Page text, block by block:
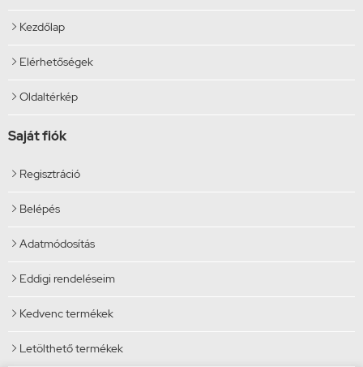
 Kezdőlap
 Elérhetőségek
 Oldaltérkép
Saját fiók
 Regisztráció
 Belépés
 Adatmódosítás
 Eddigi rendeléseim
 Kedvenc termékek
 Letölthető termékek